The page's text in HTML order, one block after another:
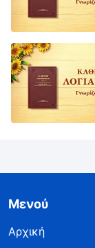
Μενού
Αρχική